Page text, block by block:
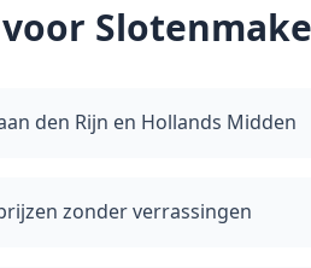
den Rijn en Hollands Midden
zonder verrassingen